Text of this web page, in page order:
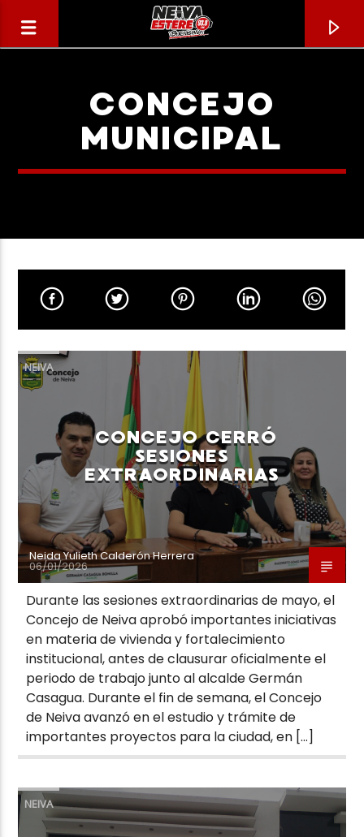
CANCIÓN ACTUAL
TÍTULO
ARTISTA
Neiva Estereo
CONCEJO
MUNICIPAL
NEIVA
CONCEJO CERRÓ
SESIONES
EXTRAORDINARIAS
Neida Yulieth Calderón Herrera
06/01/2026
Durante las sesiones extraordinarias de mayo, el
Concejo de Neiva aprobó importantes iniciativas
en materia de vivienda y fortalecimiento
institucional, antes de clausurar oficialmente el
periodo de trabajo junto al alcalde Germán
Casagua. Durante el fin de semana, el Concejo
de Neiva avanzó en el estudio y trámite de
importantes proyectos para la ciudad, en […]
NEIVA